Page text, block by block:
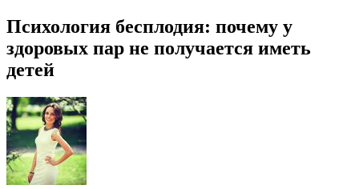
Психология бесплодия: почему у
здоровых пар не получается иметь
детей